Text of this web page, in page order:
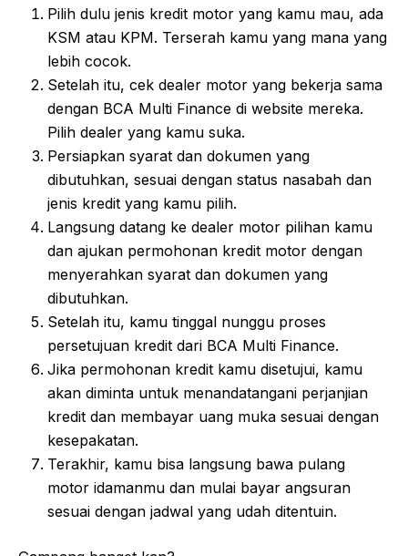
Pilih dulu jenis kredit motor yang kamu mau, ada
KSM atau KPM. Terserah kamu yang mana yang
lebih cocok.
Setelah itu, cek dealer motor yang bekerja sama
dengan BCA Multi Finance di website mereka.
Pilih dealer yang kamu suka.
Persiapkan syarat dan dokumen yang
dibutuhkan, sesuai dengan status nasabah dan
jenis kredit yang kamu pilih.
Langsung datang ke dealer motor pilihan kamu
dan ajukan permohonan kredit motor dengan
menyerahkan syarat dan dokumen yang
dibutuhkan.
Setelah itu, kamu tinggal nunggu proses
persetujuan kredit dari BCA Multi Finance.
Jika permohonan kredit kamu disetujui, kamu
akan diminta untuk menandatangani perjanjian
kredit dan membayar uang muka sesuai dengan
kesepakatan.
Terakhir, kamu bisa langsung bawa pulang
motor idamanmu dan mulai bayar angsuran
sesuai dengan jadwal yang udah ditentuin.